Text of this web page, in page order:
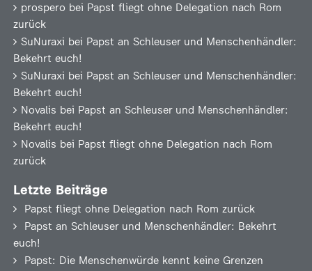
prospero bei Papst fliegt ohne Delegation nach Rom
zurück
SuNuraxi bei Papst an Schleuser und Menschenhändler:
Bekehrt euch!
SuNuraxi bei Papst an Schleuser und Menschenhändler:
Bekehrt euch!
Novalis bei Papst an Schleuser und Menschenhändler:
Bekehrt euch!
Novalis bei Papst fliegt ohne Delegation nach Rom
zurück
Letzte Beiträge
Papst fliegt ohne Delegation nach Rom zurück
Papst an Schleuser und Menschenhändler: Bekehrt
euch!
Papst: Die Menschenwürde kennt keine Grenzen